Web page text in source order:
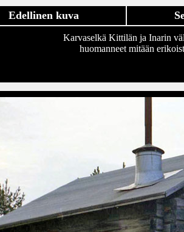
Edellinen kuva
Karvaselkä Kittilän ja Inarin
huomanneet mitään